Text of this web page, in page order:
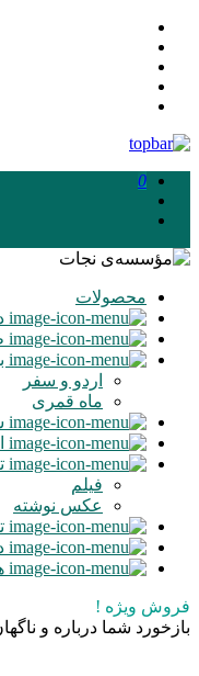
0
محصولات
اردو و سفر
ماه‌ قمری
فیلم
عکس نوشته
فروش ویژه !
بازخورد شما درباره و